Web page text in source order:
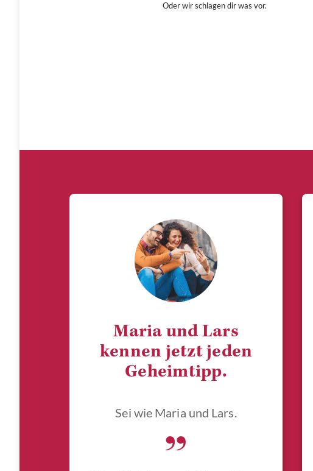
Oder wir schlagen dir was vor.
Maria und Lars
kennen jetzt jeden
Geheimtipp.
Sei wie Maria und Lars.
„